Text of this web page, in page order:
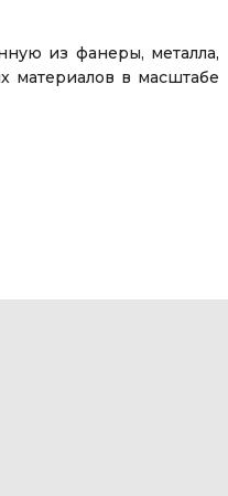
из фанеры, металла,
материалов в масштабе